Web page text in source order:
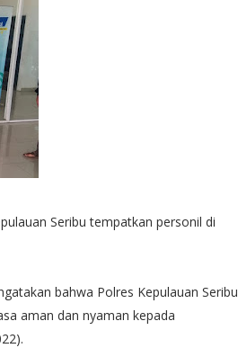
Seribu tempatkan personil di
bahwa Polres Kepulauan Seribu
aman dan nyaman kepada